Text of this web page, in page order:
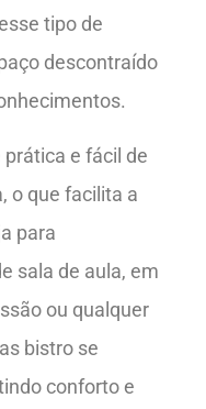
tipo de
descontraído
e fácil de
o que facilita a
para
sala de aula, em
ou qualquer
bistro se
conforto e